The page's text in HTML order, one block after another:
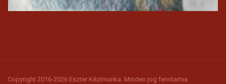
Copyright 2016-2026 Eszter Kézimunka. Minden jog fenntartva